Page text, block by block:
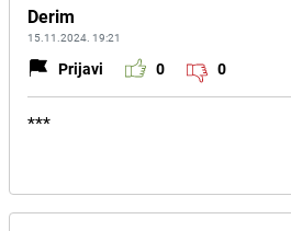
Derim
15.11.2024. 19:21
Prijavi 0 0
***